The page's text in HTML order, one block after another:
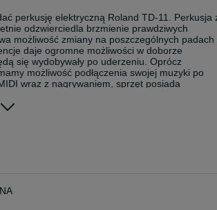
perkusję elektryczną Roland TD-11. Perkusja
odzwierciedla brzmienie prawdziwych
możliwość zmiany na poszczególnych padach
daje ogromne możliwości w doborze
się wydobywały po uderzeniu. Oprócz
możliwość podłączenia swojej muzyki po
wraz z nagrywaniem, sprzęt posiada
też obniżam cenę o te własne kwotę. Reszta